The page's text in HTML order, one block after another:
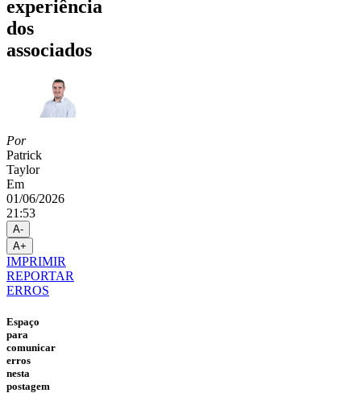
experiência
dos
associados
Por
Patrick
Taylor
Em
01/06/2026
21:53
A-
A+
IMPRIMIR
REPORTAR
ERROS
Espaço
para
comunicar
erros
nesta
postagem